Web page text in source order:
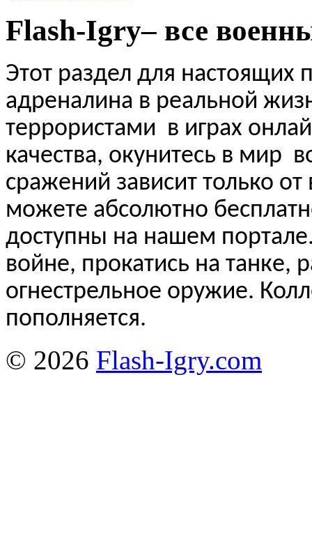
Flash-Igry– все
Этот раздел для настоящих
адреналина в реальной
террористами в играх
качества, окунитесь в мир
сражений зависит только от
можете абсолютно
доступны на нашем
войне, прокатись на танке,
огнестрельное оружие.
пополняется.
© 2026 Flash-Igry.com